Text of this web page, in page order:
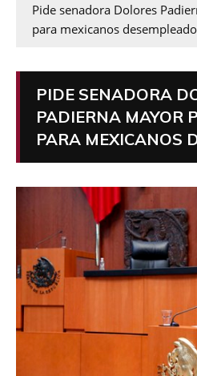
Pide senadora Dolores
para mexicanos
PIDE SENADORA
PADIERNA MAYOR
PARA MEXICANOS